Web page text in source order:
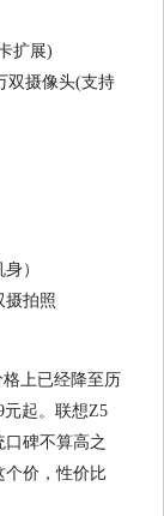
扩展)
双摄像头(支持
）
摄拍照
上已经降至历
元起。联想Z5
碑不算高之
个价，性价比